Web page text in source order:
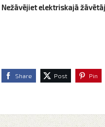
Nežāvējiet elektriskajā
Share Post Pin